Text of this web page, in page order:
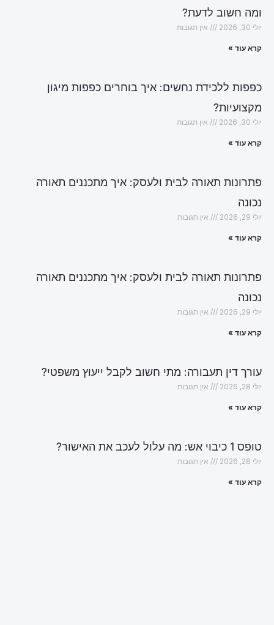
ומה חשוב לדעת?
יולי 30, 2026 אין תגובות
קרא עוד »
כפפות ללכידת נחשים: איך בוחרים כפפות מיגון
מקצועיות?
יולי 30, 2026 אין תגובות
קרא עוד »
פתרונות תאורה לבית ולעסק: איך מתכננים תאורה
נכונה
יולי 29, 2026 אין תגובות
קרא עוד »
פתרונות תאורה לבית ולעסק: איך מתכננים תאורה
נכונה
יולי 29, 2026 אין תגובות
קרא עוד »
עורך דין תעבורה: מתי חשוב לקבל ייעוץ משפטי?
יולי 28, 2026 אין תגובות
קרא עוד »
טופס 1 כיבוי אש: מה עלול לעכב את האישור?
יולי 28, 2026 אין תגובות
קרא עוד »